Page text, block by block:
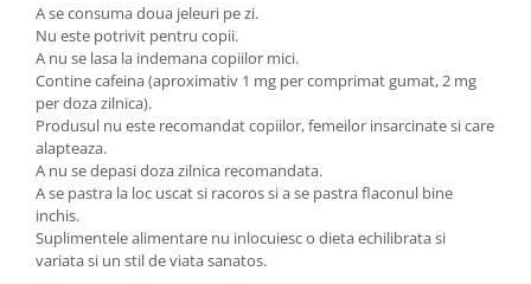
A se consuma doua jeleuri pe zi.
Nu este potrivit pentru copii.
A nu se lasa la indemana copiilor mici.
Contine cafeina (aproximativ 1 mg per comprimat gumat, 2 mg
per doza zilnica).
Produsul nu este recomandat copiilor, femeilor insarcinate si care
alapteaza.
A nu se depasi doza zilnica recomandata.
A se pastra la loc uscat si racoros si a se pastra flaconul bine
inchis.
Suplimentele alimentare nu inlocuiesc o dieta echilibrata si
variata si un stil de viata sanatos.